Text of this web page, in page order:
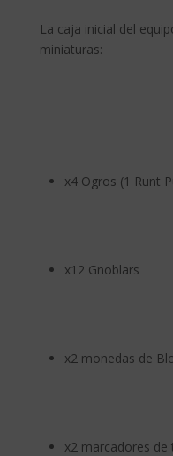
La caja inicial del
miniaturas:
x4 Ogros (1 Runt
x12 Gnoblars
x2 monedas de
x2 marcadores